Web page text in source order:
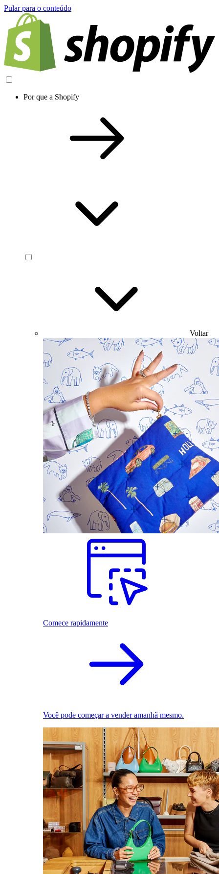
Pular para o conteúdo
Por que a Shopify
Voltar
Comece rapidamente
Você pode começar a vender amanhã mesmo.